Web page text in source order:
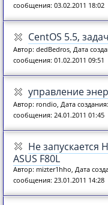
сообщения: 03.02.2011 18:02
CentOS 5.5,
Автор: dedBedros, Дата
сообщения: 01.02.2011 09:51
управление
Автор: rondio, Дата
сообщения: 24.01.2011 01:45
Не запускается
ASUS F80L
Автор: mizter1hho, Дата
сообщения: 23.01.2011 14:28